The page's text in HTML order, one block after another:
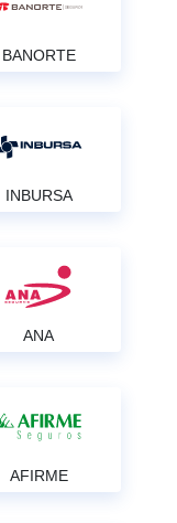
BANORTE
INBURSA
ANA
AFIRME